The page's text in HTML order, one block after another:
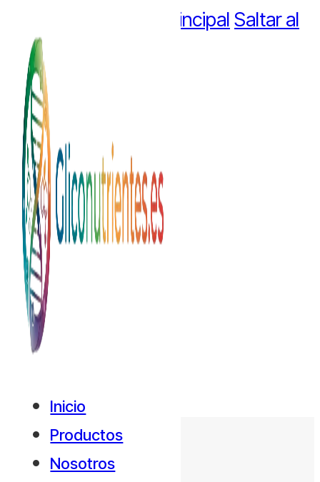
Saltar al contenido principal Saltar al
pie de página
Inicio
Productos
Nosotros